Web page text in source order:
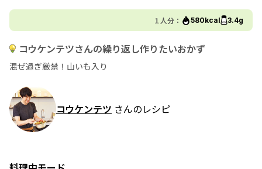
１人分： 580kcal 3.4g
コウケンテツさんの繰り返し作りたいおかず
混ぜ過ぎ厳禁！山いも入り
コウケンテツ さんのレシピ